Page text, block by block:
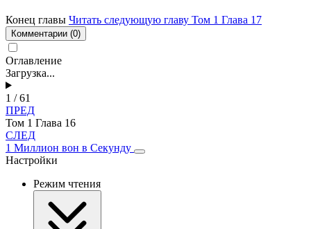
Конец главы Читать следующую главу Том 1 Глава 17
Комментарии (0)
Оглавление
Загрузка...
1 / 61
ПРЕД
Том 1 Глава 16
СЛЕД
1 Миллион вон в Секунду
Настройки
Режим чтения